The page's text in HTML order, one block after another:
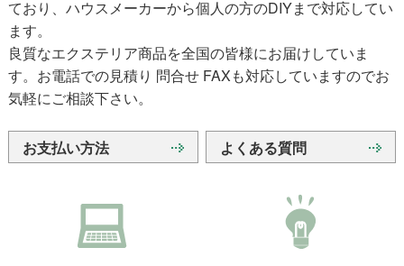
ており、ハウスメーカーから個人の方のDIYまで対応してい
ます。
良質なエクステリア商品を全国の皆様にお届けしていま
す。お電話での見積り 問合せ FAXも対応していますのでお
気軽にご相談下さい。
お支払い方法 よくある質問